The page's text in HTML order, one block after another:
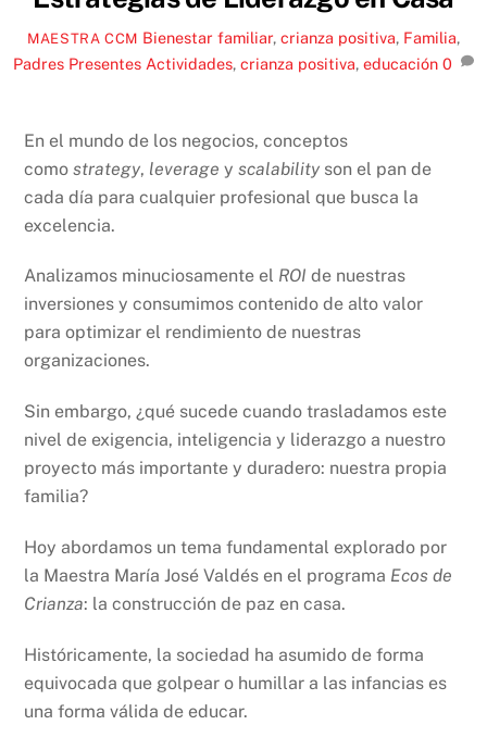
MAESTRA CCM Bienestar familiar,crianza positiva, Familia,
Padres Presentes Actividades,crianza positiva,educación 0
En el mundo de los negocios, conceptos
comostrategy, leverage yscalability son el pan de
cada día para cualquier profesional que busca la
excelencia.
Analizamos minuciosamente el ROI de nuestras
inversiones y consumimos contenido de alto valor
para optimizar el rendimiento de nuestras
organizaciones.
Sin embargo, ¿qué sucede cuando trasladamos este
nivel de exigencia, inteligencia y liderazgo a nuestro
proyecto más importante y duradero: nuestra propia
familia?
Hoy abordamos un tema fundamental explorado por
la Maestra María José Valdés en el programa Ecos de
Crianza: la construcción de paz en casa.
Históricamente, la sociedad ha asumido de forma
equivocada que golpear o humillar a las infancias es
una forma válida de educar.